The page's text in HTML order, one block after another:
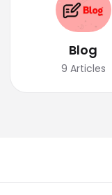
Blog
9 Articles